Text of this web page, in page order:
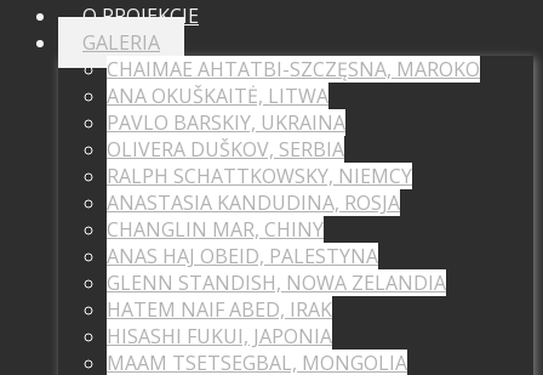
O PROJEKCIE
GALERIA
CHAIMAE AHTATBI-SZCZĘSNA, MAROKO
ANA OKUŠKAITĖ, LITWA
PAVLO BARSKIY, UKRAINA
OLIVERA DUŠKOV, SERBIA
RALPH SCHATTKOWSKY, NIEMCY
ANASTASIA KANDUDINA, ROSJA
CHANGLIN MAR, CHINY
ANAS HAJ OBEID, PALESTYNA
GLENN STANDISH, NOWA ZELANDIA
HATEM NAIF ABED, IRAK
HISASHI FUKUI, JAPONIA
MAAM TSETSEGBAL, MONGOLIA